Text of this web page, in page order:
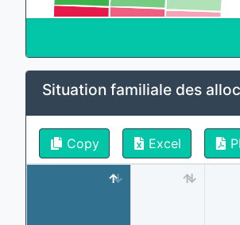
Situation familiale des
Copy Excel